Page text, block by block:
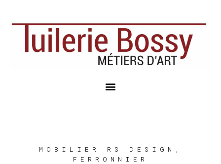
MOBILIER RS DESIGN,
FERRONNIER